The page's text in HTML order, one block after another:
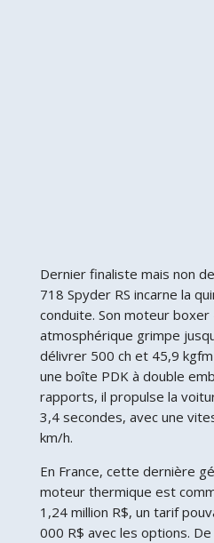
Dernier finaliste mais non
718 Spyder RS incarne la
conduite. Son moteur boxer
atmosphérique grimpe
délivrer 500 ch et 45,9
une boîte PDK à double
rapports, il propulse la
3,4 secondes, avec une
km/h.
En France, cette dernière
moteur thermique est
1,24 million R$, un tarif
000 R$ avec les options.